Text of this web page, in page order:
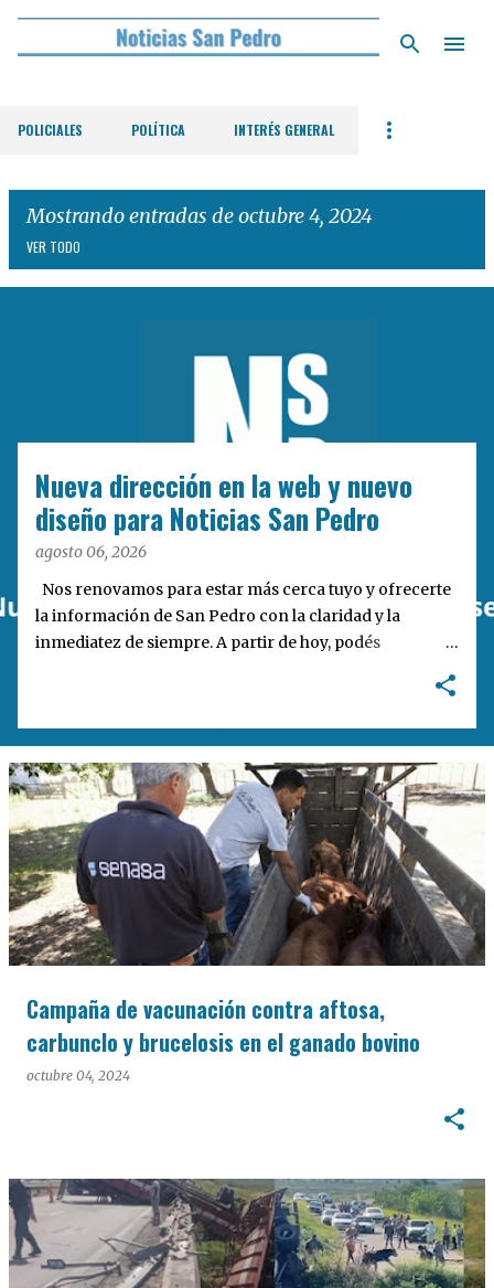
Ir al contenido principal
POLICIALES POLÍTICA INTERÉS GENERAL
Mostrando entradas de octubre 4, 2024
VER TODO
Nueva dirección en la web y nuevo
diseño para Noticias San Pedro
agosto 06, 2026
Nos renovamos para estar más cerca tuyo y ofrecerte
la información de San Pedro con la claridad y la
inmediatez de siempre. A partir de hoy, podés
Desarrollamos una interfaz más ágil, moderna e
intuitiva, pensada para optimizar la navegación desde
cualquier dispositivo, facilitar el acceso a las noticias
locales y potenciar la interacción de los lectores con
nuestros contenidos.
Campaña de vacunación contra aftosa,
carbunclo y brucelosis en el ganado bovino
octubre 04, 2024